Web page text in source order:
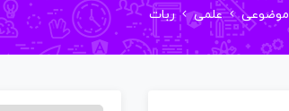
موضوعی علمی ربات